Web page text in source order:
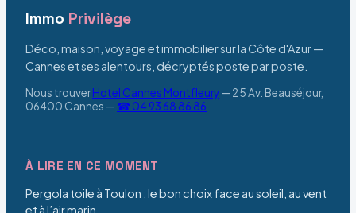
Immo Privilège
Déco, maison, voyage et immobilier sur la Côte d'Azur —
Cannes et ses alentours, décryptés poste par poste.
Nous trouverHotel Cannes Montfleury— 25 Av. Beauséjour,
06400 Cannes — ☎ 04 93 68 86 86
À LIRE EN CE MOMENT
Pergola toile à Toulon : le bon choix face au soleil, au vent
et à l’air marin